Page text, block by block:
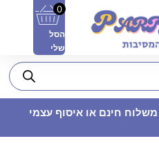
0
הסל
שלי